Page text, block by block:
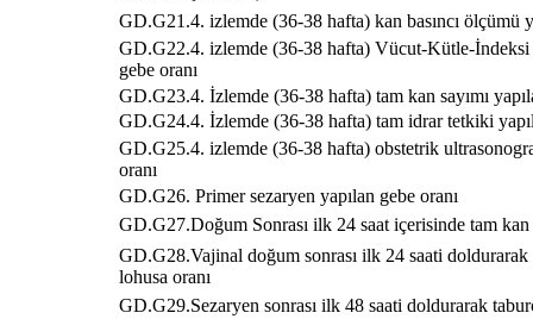
GD.G21.4. izlemde (36-38 hafta) kan basıncı ölçümü
GD.G22.4. izlemde (36-38 hafta) Vücut-Kütle-İndeksi
gebe oranı
GD.G23.4. İzlemde (36-38 hafta) tam kan sayımı
GD.G24.4. İzlemde (36-38 hafta) tam idrar tetkiki
GD.G25.4. izlemde (36-38 hafta) obstetrik
oranı
GD.G26. Primer sezaryen yapılan gebe oranı
GD.G27.Doğum Sonrası ilk 24 saat içerisinde tam kan
GD.G28.Vajinal doğum sonrası ilk 24 saati
lohusa oranı
GD.G29.Sezaryen sonrası ilk 48 saati doldurarak